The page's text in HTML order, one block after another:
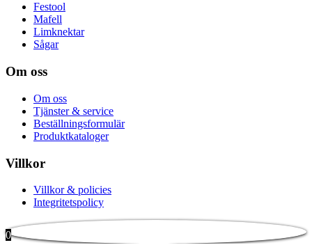
Festool
Mafell
Limknektar
Sågar
Om oss
Om oss
Tjänster & service
Beställningsformulär
Produktkataloger
Villkor
Villkor & policies
Integritetspolicy
0